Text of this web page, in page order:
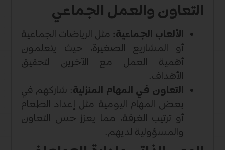
التعاون والعمل الجماعي
الألعاب الجماعية: مثل الرياضات الجماعية
أو المشاريع الصغيرة، حيث يتعلمون
أهمية العمل مع الآخرين لتحقيق
الأهداف.
التعاون في المهام المنزلية: شاركهم في
بعض المهام اليومية مثل إعداد الطعام
أو ترتيب الغرفة، مما يعزز حس التعاون
والمسؤولية لديهم.